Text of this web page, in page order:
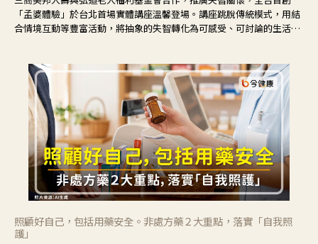
「孟婆體驗」於台北首場實體講座溫馨登場。講座跳脫傳統模式，用結
合情境互動等豐富活動，將抽象的失智轉化為可感受、可討論的生活情
照顧好自己，包括用藥安全。非處方藥２大重點，落實「自我照
護」